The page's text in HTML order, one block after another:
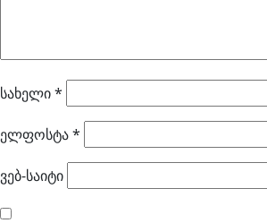
სახელი*
ელფოსტა*
ვებ-საიტი